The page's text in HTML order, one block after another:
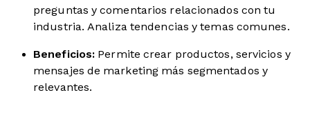
preguntas y comentarios relacionados con tu
industria. Analiza tendencias y temas comunes.
Beneficios: Permite crear productos, servicios y
mensajes de marketing más segmentados y
relevantes.